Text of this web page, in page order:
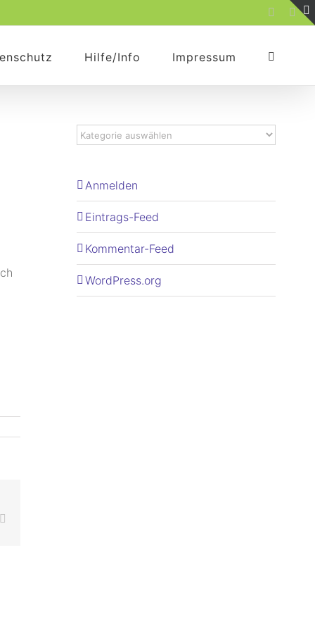
Rss
Hilfe/Info Impressum
Anmelden
Eintrags-Feed
Kommentar-Feed
WordPress.org